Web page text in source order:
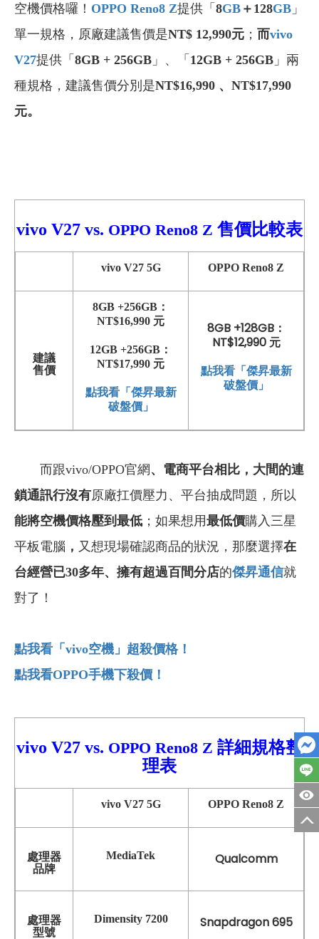
空機價格囉！ OPPO Reno8 Z提供「 8GB ＋128GB 」
單一規格，原廠建議售價是NT$ 12,990元 ； 而vivo
V27提供「 8GB + 256GB 」、「 12GB + 256GB 」兩
種規格，建議售價分別是NT$16,990 、 NT$17,990
元。
vivo V27 vs. OPPO Reno8 Z 售價比較表
vivo V27 5G OPPO Reno8 Z
建議
售價
8GB +256GB：
NT$16,990 元
12GB +256GB：
NT$17,990 元
點我看「傑昇最新
破盤價」
8GB +128GB：
NT$12,990 元
點我看「傑昇最新
破盤價」
而跟vivo/OPPO官網、 電商平台相比，大間的連
鎖通訊行沒有原廠扛價壓力、平台抽成問題，所以
能將空機價格壓到最低 ；如果想用最低價購入三星
平板電腦 ， 又想現場確認商品的狀況，那麼選擇在
台經營已30多年、 擁有超過百間分店的傑昇通信就
對了！
點我看「vivo空機」超殺價格！
點我看OPPO手機下殺價！
vivo V27 vs. OPPO Reno8 Z 詳細規格整
理表
vivo V27 5G OPPO Reno8 Z
處理器
品牌
MediaTek Qualcomm
處理器
型號
Dimensity 7200 Snapdragon 695